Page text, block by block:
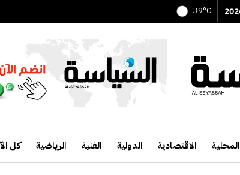
39°C
المحلية الاقتصادية الدولية الفنية الرياضية كل